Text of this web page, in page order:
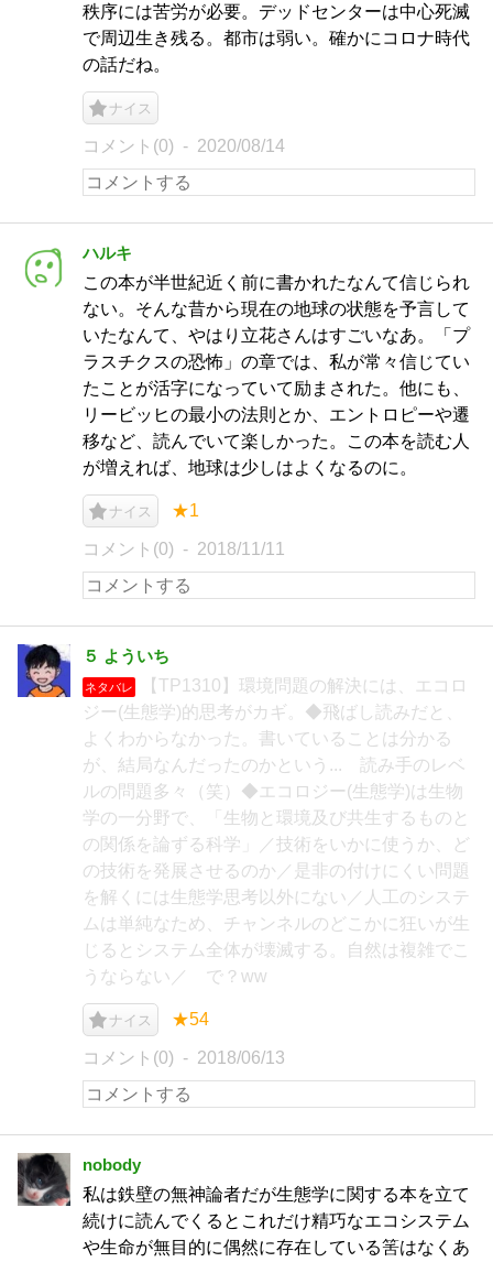
秩序には苦労が必要。デッドセンターは中心死滅
で周辺生き残る。都市は弱い。確かにコロナ時代
の話だね。
ナイス
コメント(0) 2020/08/14
ハルキ
この本が半世紀近く前に書かれたなんて信じられ
ない。そんな昔から現在の地球の状態を予言して
いたなんて、やはり立花さんはすごいなあ。「プ
ラスチクスの恐怖」の章では、私が常々信じてい
たことが活字になっていて励まされた。他にも、
リービッヒの最小の法則とか、エントロピーや遷
移など、読んでいて楽しかった。この本を読む人
が増えれば、地球は少しはよくなるのに。
ナイス ★1
コメント(0) 2018/11/11
５ よういち
ネタバレ
【TP1310】環境問題の解決には、エコロ
ジー(生態学)的思考がカギ。◆飛ばし読みだと、
よくわからなかった。書いていることは分かる
が、結局なんだったのかという... 読み手のレベ
ルの問題多々（笑）◆エコロジー(生態学)は生物
学の一分野で、「生物と環境及び共生するものと
の関係を論ずる科学」／技術をいかに使うか、ど
の技術を発展させるのか／是非の付けにくい問題
を解くには生態学思考以外にない／人工のシステ
ムは単純なため、チャンネルのどこかに狂いが生
じるとシステム全体が壊滅する。自然は複雑でこ
うならない／ で？ww
ナイス ★54
コメント(0) 2018/06/13
nobody
私は鉄壁の無神論者だが生態学に関する本を立て
続けに読んでくるとこれだけ精巧なエコシステム
や生命が無目的に偶然に存在している筈はなくあ